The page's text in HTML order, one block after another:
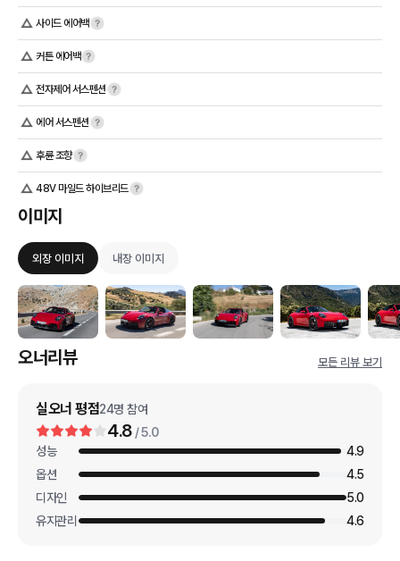
사이드 에어백
커튼 에어백
전자제어 서스펜션
에어 서스펜션
후륜 조향
48V 마일드 하이브리드
이미지
외장 이미지 내장 이미지
오너리뷰 모든 리뷰 보기
실오너 평점24명 참여
4.8 / 5.0
성능
4.9
옵션
4.5
디자인
5.0
유지관리
4.6